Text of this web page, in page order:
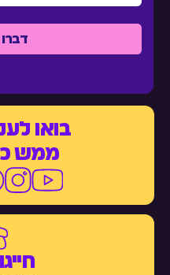
בואו
ממש